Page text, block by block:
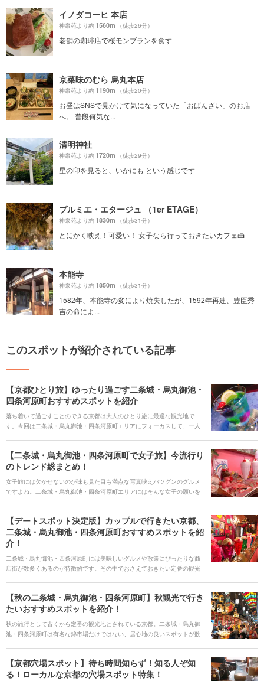
イノダコーヒ 本店
神泉苑より約1560m （徒歩26分）
老舗の珈琲店で桜モンブランを食す
京菜味のむら 烏丸本店
神泉苑より約1190m （徒歩20分）
お昼はSNSで見かけて気になっていた「おばんざい」のお店
へ。 普段何気な...
清明神社
神泉苑より約1720m （徒歩29分）
星の印を見ると、いかにも という感じです
プルミエ・エタージュ （1er ETAGE）
神泉苑より約1830m （徒歩31分）
とにかく映え！可愛い！ 女子なら行っておきたいカフェ🍰
本能寺
神泉苑より約1850m （徒歩31分）
1582年、本能寺の変により焼失したが、1592年再建、豊臣秀
吉の命によ...
このスポットが紹介されている記事
【京都ひとり旅】ゆったり過ごす二条城・烏丸御池・
四条河原町おすすめスポットを紹介
落ち着いて過ごすことのできる京都は大人のひとり旅に最適な観光地で
す。今回は二条城・烏丸御池・四条河原町エリアにフォーカスして、一人
の合間に小腹を満たすのにぴったりな錦市場を中心としたグルメをご紹介
します。
【二条城・烏丸御池・四条河原町で女子旅】今流行り
のトレンド総まとめ！
女子旅には欠かせないのが味も見た目も満点な写真映えバツグンのグルメ
ですよね。二条城・烏丸御池・四条河原町エリアにはそんな女子の願いを
【デートスポット決定版】カップルで行きたい京都、
二条城・烏丸御池・四条河原町おすすめスポットを紹
介！
二条城・烏丸御池・四条河原町には美味しいグルメや散策にぴったりな商
店街が数多くあるのが特徴的です。その中でおさえておきたい定番の観光
【秋の二条城・烏丸御池・四条河原町】秋観光で行き
たいおすすめスポットを紹介！
秋の旅行として古くから定番の観光地とされている京都。二条城・烏丸御
池・四条河原町は有名な錦市場だけではない、居心地の良いスポットが数
【京都穴場スポット】待ち時間知らず！知る人ぞ知
る！ローカルな京都の穴場スポット特集！